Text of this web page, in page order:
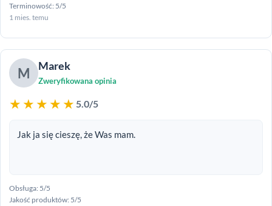
Terminowość: 5/5
1 mies. temu
M Marek
Zweryfikowana opinia
★★★★★ 5.0/5
Jak ja się cieszę, że Was mam.
Obsługa: 5/5
Jakość produktów: 5/5